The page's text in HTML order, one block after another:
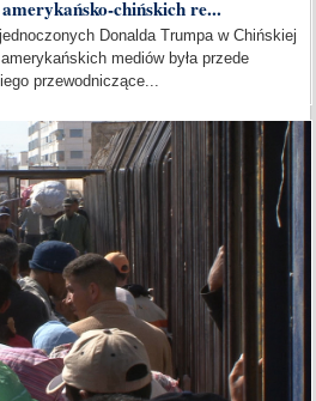
chińskich re...
Donalda Trumpa w Chińskiej
mediów była przede
przewodniczące...